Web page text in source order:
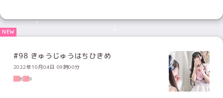
#98 きゅうじゅうはちひきめ
2022年10月04日 09時00分
8
9